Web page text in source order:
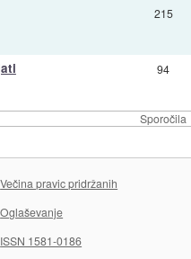
Sporočila
215
94
Večina pravic pridržanih
Oglaševanje
ISSN 1581-0186